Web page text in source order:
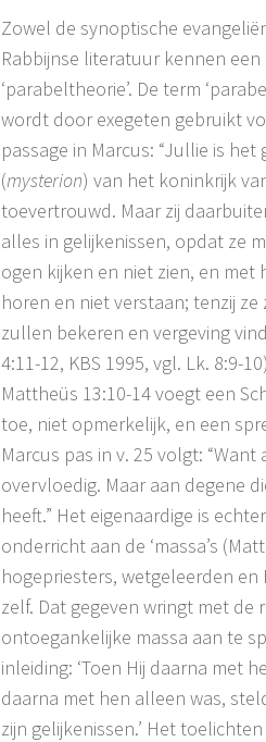
Zowel de synoptische
Rabbijnse literatuur kennen een
‘parabeltheorie’. De term
wordt door exegeten gebruikt
passage in Marcus: “Jullie is het
(mysterion) van het koninkrijk
toevertrouwd. Maar zij
alles in gelijkenissen, opdat ze
ogen kijken en niet zien, en met
horen en niet verstaan; tenzij ze
zullen bekeren en vergeving
4:11-12, KBS 1995, vgl. Lk. 8:9-
Mattheüs 13:10-14 voegt een
toe, niet opmerkelijk, en een
Marcus pas in v. 25 volgt:
overvloedig. Maar aan degene
heeft.” Het eigenaardige is
onderricht aan de ‘massa’s
hogepriesters, wetgeleerden
zelf. Dat gegeven wringt met
ontoegankelijke massa aan te
inleiding: ‘Toen Hij daarna met
daarna met hen alleen was,
zijn gelijkenissen.’ Het